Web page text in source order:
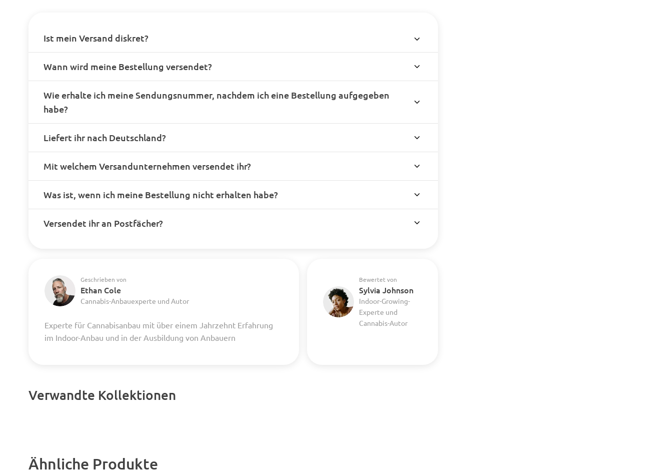
Ist mein Versand diskret?
Wann wird meine Bestellung versendet?
Wie erhalte ich meine Sendungsnummer, nachdem ich eine Bestellung aufgegeben
habe?
Liefert ihr nach Deutschland?
Mit welchem Versandunternehmen versendet ihr?
Was ist, wenn ich meine Bestellung nicht erhalten habe?
Versendet ihr an Postfächer?
Geschrieben von
Ethan Cole
Cannabis-Anbauexperte und Autor
Experte für Cannabisanbau mit über einem Jahrzehnt Erfahrung
im Indoor-Anbau und in der Ausbildung von Anbauern
Bewertet von
Sylvia Johnson
Indoor-Growing-
Experte und
Cannabis-Autor
Verwandte Kollektionen
Ähnliche Produkte